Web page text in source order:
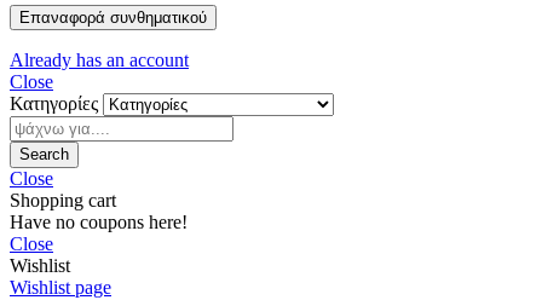
Επαναφορά συνθηματικού
Already has an account
Close
Κατηγορίες
Search
Close
Shopping cart
Have no coupons here!
Close
Wishlist
Wishlist page